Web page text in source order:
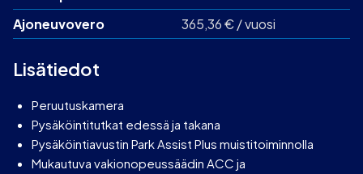
Ajoneuvovero
365,36 € / vuosi
Lisätiedot
Peruutuskamera
Pysäköintitutkat edessä ja takana
Pysäköintiavustin Park Assist Plus muistitoiminnolla
Mukautuva vakionopeussäädin ACC ja